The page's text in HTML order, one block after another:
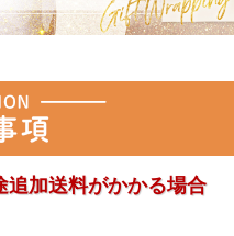
追加送料がかかる場合